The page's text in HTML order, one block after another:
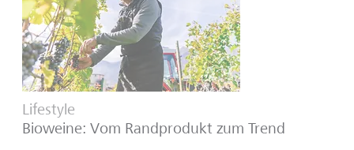
Lifestyle
Bioweine: Vom Randprodukt zum Trend